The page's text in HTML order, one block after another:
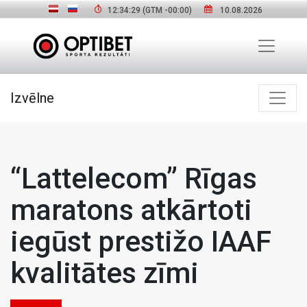
12:34:30 (GTM -00:00) 10.08.2026
Izvēlne
“Lattelecom” Rīgas
maratons atkārtoti
iegūst prestižo IAAF
kvalitātes zīmi